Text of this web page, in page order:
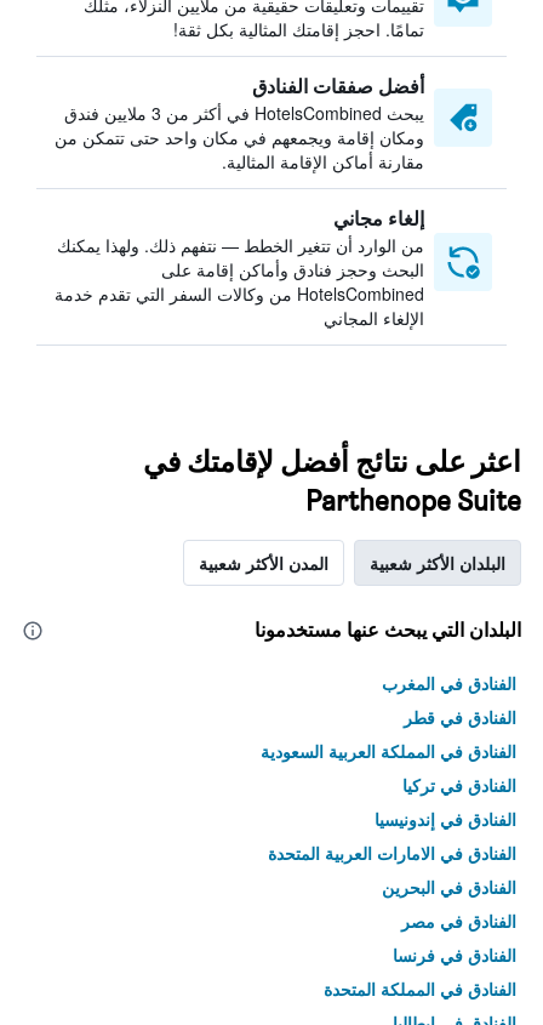
تقييمات وتعليقات حقيقية من ملايين النزلاء، مثلك
تمامًا. احجز إقامتك المثالية بكل ثقة!
أفضل صفقات الفنادق
يبحث HotelsCombined في أكثر من 3 ملايين فندق
ومكان إقامة ويجمعهم في مكان واحد حتى تتمكن من
مقارنة أماكن الإقامة المثالية.
إلغاء مجاني
من الوارد أن تتغير الخطط — نتفهم ذلك. ولهذا يمكنك
البحث وحجز فنادق وأماكن إقامة على
HotelsCombined من وكالات السفر التي تقدم خدمة
الإلغاء المجاني
اعثر على نتائج أفضل لإقامتك في
Parthenope Suite
البلدان الأكثر شعبية المدن الأكثر شعبية
البلدان التي يبحث عنها مستخدمونا
الفنادق في المغرب
الفنادق في قطر
الفنادق في المملكة العربية السعودية
الفنادق في تركيا
الفنادق في إندونيسيا
الفنادق في الامارات العربية المتحدة
الفنادق في البحرين
الفنادق في مصر
الفنادق في فرنسا
الفنادق في المملكة المتحدة